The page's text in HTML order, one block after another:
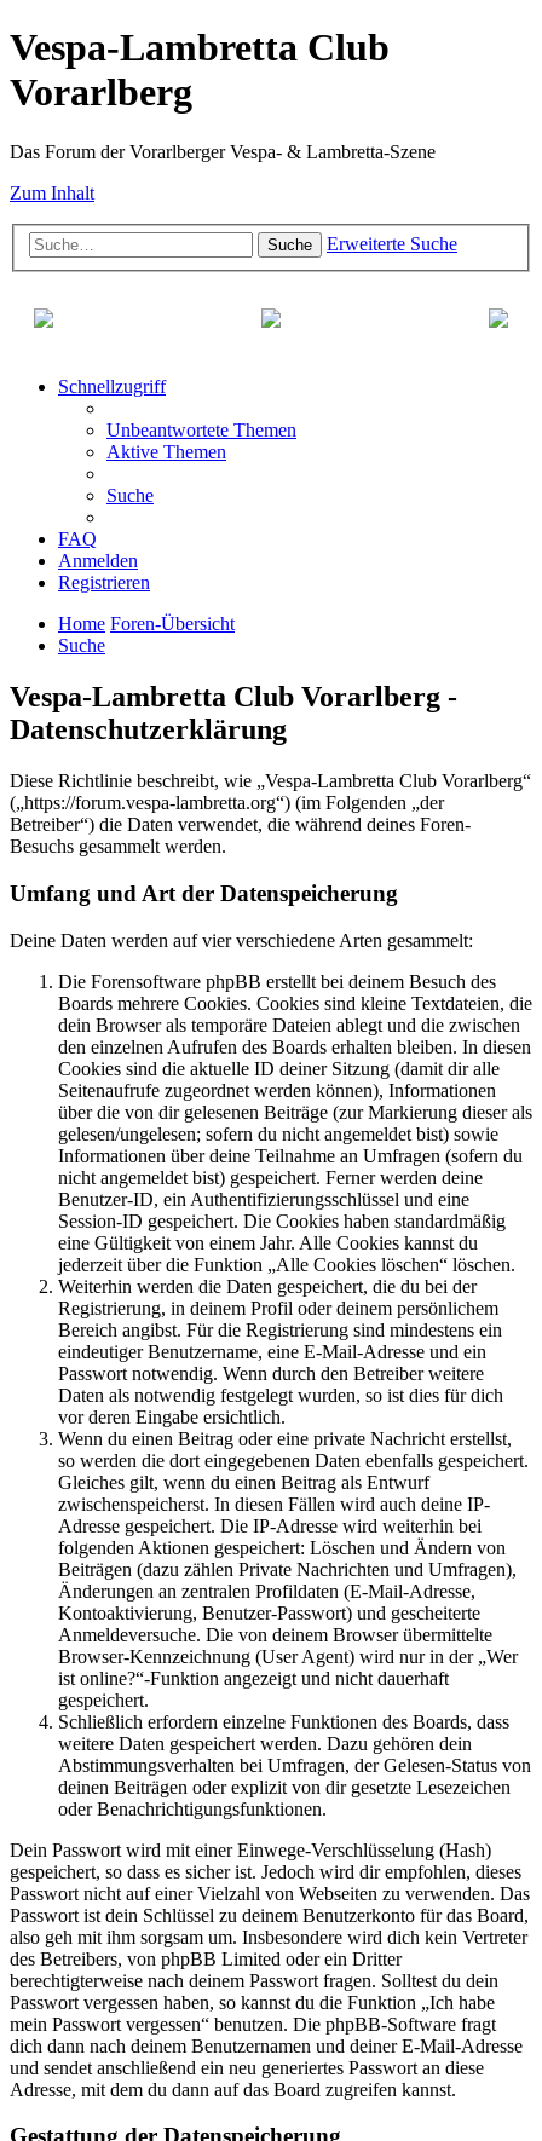
Vespa-Lambretta Club
Vorarlberg
Das Forum der Vorarlberger Vespa- & Lambretta-Szene
Zum Inhalt
Suche Erweiterte Suche
Schnellzugriff
Unbeantwortete Themen
Aktive Themen
Suche
FAQ
Anmelden
Registrieren
Home Foren-Übersicht
Suche
Vespa-Lambretta Club Vorarlberg -
Datenschutzerklärung
Diese Richtlinie beschreibt, wie „Vespa-Lambretta Club Vorarlberg“
(„https://forum.vespa-lambretta.org“) (im Folgenden „der
Betreiber“) die Daten verwendet, die während deines Foren-
Besuchs gesammelt werden.
Umfang und Art der Datenspeicherung
Deine Daten werden auf vier verschiedene Arten gesammelt:
Die Forensoftware phpBB erstellt bei deinem Besuch des
Boards mehrere Cookies. Cookies sind kleine Textdateien, die
dein Browser als temporäre Dateien ablegt und die zwischen
den einzelnen Aufrufen des Boards erhalten bleiben. In diesen
Cookies sind die aktuelle ID deiner Sitzung (damit dir alle
Seitenaufrufe zugeordnet werden können), Informationen
über die von dir gelesenen Beiträge (zur Markierung dieser als
gelesen/ungelesen; sofern du nicht angemeldet bist) sowie
Informationen über deine Teilnahme an Umfragen (sofern du
nicht angemeldet bist) gespeichert. Ferner werden deine
Benutzer-ID, ein Authentifizierungsschlüssel und eine
Session-ID gespeichert. Die Cookies haben standardmäßig
eine Gültigkeit von einem Jahr. Alle Cookies kannst du
jederzeit über die Funktion „Alle Cookies löschen“ löschen.
Weiterhin werden die Daten gespeichert, die du bei der
Registrierung, in deinem Profil oder deinem persönlichem
Bereich angibst. Für die Registrierung sind mindestens ein
eindeutiger Benutzername, eine E-Mail-Adresse und ein
Passwort notwendig. Wenn durch den Betreiber weitere
Daten als notwendig festgelegt wurden, so ist dies für dich
vor deren Eingabe ersichtlich.
Wenn du einen Beitrag oder eine private Nachricht erstellst,
so werden die dort eingegebenen Daten ebenfalls gespeichert.
Gleiches gilt, wenn du einen Beitrag als Entwurf
zwischenspeicherst. In diesen Fällen wird auch deine IP-
Adresse gespeichert. Die IP-Adresse wird weiterhin bei
folgenden Aktionen gespeichert: Löschen und Ändern von
Beiträgen (dazu zählen Private Nachrichten und Umfragen),
Änderungen an zentralen Profildaten (E-Mail-Adresse,
Kontoaktivierung, Benutzer-Passwort) und gescheiterte
Anmeldeversuche. Die von deinem Browser übermittelte
Browser-Kennzeichnung (User Agent) wird nur in der „Wer
ist online?“-Funktion angezeigt und nicht dauerhaft
gespeichert.
Schließlich erfordern einzelne Funktionen des Boards, dass
weitere Daten gespeichert werden. Dazu gehören dein
Abstimmungsverhalten bei Umfragen, der Gelesen-Status von
deinen Beiträgen oder explizit von dir gesetzte Lesezeichen
oder Benachrichtigungsfunktionen.
Dein Passwort wird mit einer Einwege-Verschlüsselung (Hash)
gespeichert, so dass es sicher ist. Jedoch wird dir empfohlen, dieses
Passwort nicht auf einer Vielzahl von Webseiten zu verwenden. Das
Passwort ist dein Schlüssel zu deinem Benutzerkonto für das Board,
also geh mit ihm sorgsam um. Insbesondere wird dich kein Vertreter
des Betreibers, von phpBB Limited oder ein Dritter
berechtigterweise nach deinem Passwort fragen. Solltest du dein
Passwort vergessen haben, so kannst du die Funktion „Ich habe
mein Passwort vergessen“ benutzen. Die phpBB-Software fragt
dich dann nach deinem Benutzernamen und deiner E-Mail-Adresse
und sendet anschließend ein neu generiertes Passwort an diese
Adresse, mit dem du dann auf das Board zugreifen kannst.